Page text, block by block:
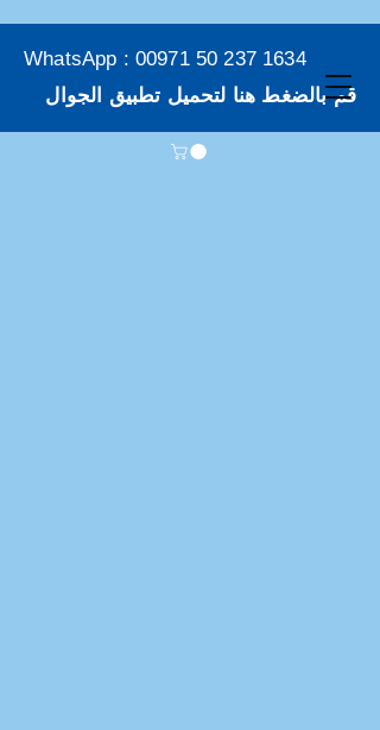
WhatsApp : 00971 50 237 1634
قم بالضغط هنا لتحميل تطبيق الجوال